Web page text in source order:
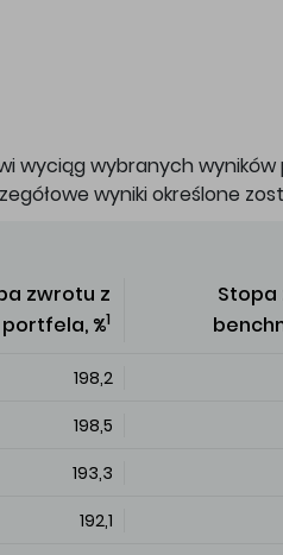
wyciąg wybranych
wyniki określone
zwrotu z
portfela, %1
Stopa
198,2
198,5
193,3
192,1